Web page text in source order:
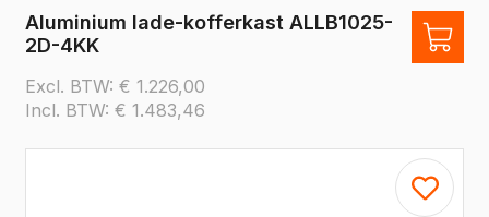
Aluminium lade-kofferkast ALLB1025-
2D-4KK
Excl. BTW: € 1.226,00
Incl. BTW: € 1.483,46